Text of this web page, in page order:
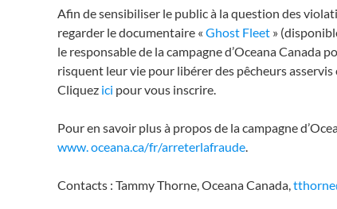
Afin de sensibiliser le public à la question des
regarder le documentaire « Ghost Fleet »
le responsable de la campagne d’Oceana Canada
risquent leur vie pour libérer des pêcheurs
Cliquez ici pour vous inscrire.
Pour en savoir plus à propos de la campagne
www. oceana.ca/fr/arreterlafraude.
Contacts : Tammy Thorne, Oceana Canada,